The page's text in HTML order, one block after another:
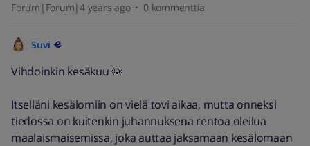
Forum|Forum|4 years ago 0 kommenttia
Suvi
Vihdoinkin kesäkuu 🌞
Itselläni kesälomiin on vielä tovi aikaa, mutta onneksi
tiedossa on kuitenkin juhannuksena rentoa oleilua
maalaismaisemissa, joka auttaa jaksamaan kesälomaan